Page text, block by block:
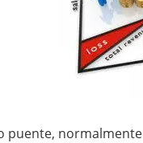
puente,